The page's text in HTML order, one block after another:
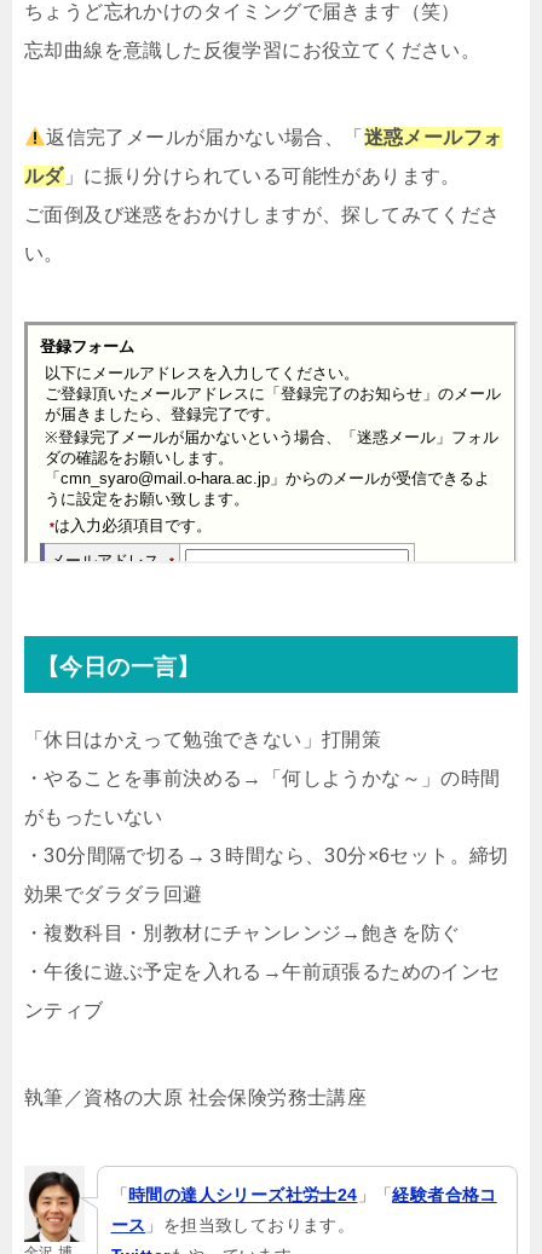
ちょうど忘れかけのタイミングで届きます（笑）
忘却曲線を意識した反復学習にお役立てください。
返信完了メールが届かない場合、「 迷惑メールフォ
ルダ」に振り分けられている可能性があります。
ご面倒及び迷惑をおかけしますが、探してみてくださ
い。
【今日の一言】
「休日はかえって勉強できない」打開策
・やることを事前決める→「何しようかな～」の時間
がもったいない
・30分間隔で切る→３時間なら、30分×6セット。締切
効果でダラダラ回避
・複数科目・別教材にチャンレンジ→飽きを防ぐ
・午後に遊ぶ予定を入れる→午前頑張るためのインセ
ンティブ
執筆／資格の大原 社会保険労務士講座
「 時間の達人シリーズ社労士24 」「経験者合格コ
ース 」を担当致しております。